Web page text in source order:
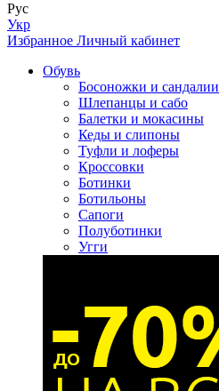
Рус
Укр
Избранное Личный кабинет
Обувь
Босоножки и сандалии
Шлепанцы и сабо
Балетки и мокасины
Кеды и слипоны
Туфли и лоферы
Кроссовки
Ботинки
Ботильоны
Сапоги
Полуботинки
Угги